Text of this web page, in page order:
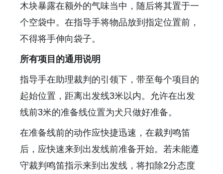
木块暴露在额外的气味当中，随后将其置于一
个空袋中。在指导手将物品放到指定位置前，
不得将手伸向袋子。
所有项目的通用说明
指导手在助理裁判的引领下，带至每个项目的
起始位置，距离出发线3米以内。允许在出发
线前3米的准备线位置为犬只做好准备。
在准备线前的动作应快捷迅速，在裁判鸣笛
后，应快速来到出发线前准备开始。若未能遵
守裁判鸣笛指示来到出发线，将扣除2分态度